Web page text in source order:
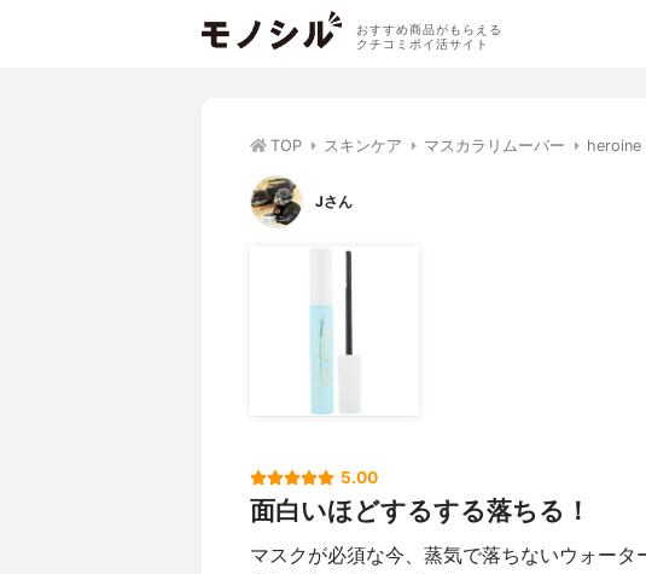
おすすめ商品がもらえる
クチコミポイ活サイト
TOP スキンケア マスカラリムーバー heroine
Jさん
5.00
面白いほどするする落ちる！
マスクが必須な今、蒸気で落ちないウォー